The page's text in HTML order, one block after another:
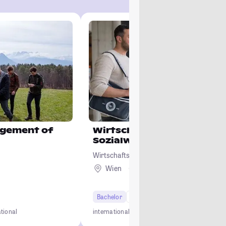
of
Wirtschafts- und
Sozialwissenschaften
Wirtschaftsuniversität Wien
Wien
Bachelor
international